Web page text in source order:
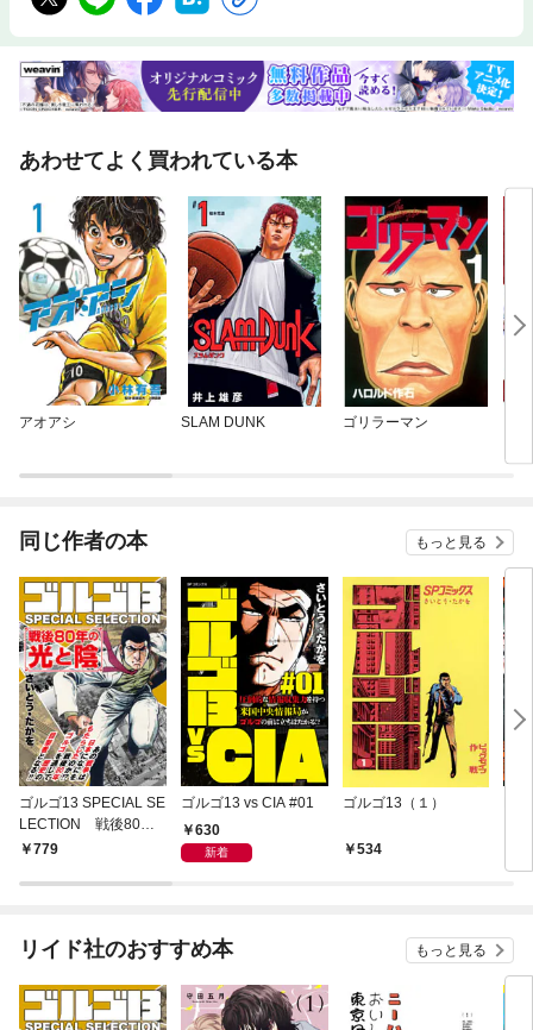
あわせてよく買われている本
アオアシ SLAM DUNK ゴリラーマン
Ｚ
同じ作者の本 もっと見る
ゴルゴ13 SPECIAL SE
LECTION 戦後80年
の光と陰
779
ゴルゴ13 vs CIA #01
630
新着
ゴルゴ13（１）
534
リイド社のおすすめ本 もっと見る